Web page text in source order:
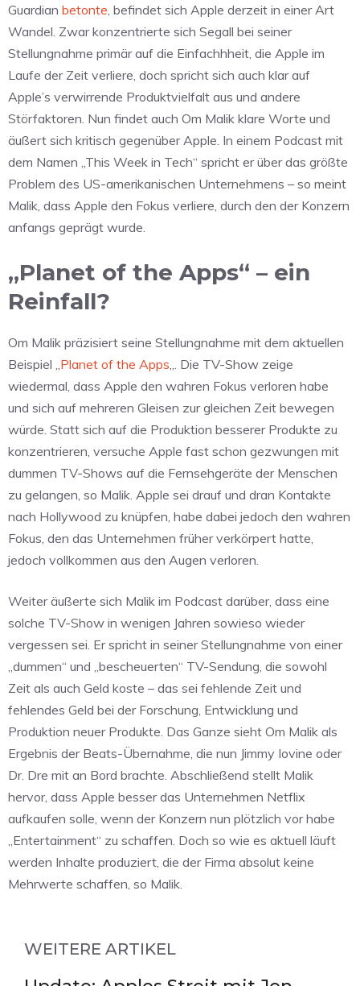
Guardian betonte, befindet sich Apple derzeit in einer Art
Wandel. Zwar konzentrierte sich Segall bei seiner
Stellungnahme primär auf die Einfachhheit, die Apple im
Laufe der Zeit verliere, doch spricht sich auch klar auf
Apple’s verwirrende Produktvielfalt aus und andere
Störfaktoren. Nun findet auch Om Malik klare Worte und
äußert sich kritisch gegenüber Apple. In einem Podcast mit
dem Namen „This Week in Tech“ spricht er über das größte
Problem des US-amerikanischen Unternehmens – so meint
Malik, dass Apple den Fokus verliere, durch den der Konzern
anfangs geprägt wurde.
„Planet of the Apps“ – ein
Reinfall?
Om Malik präzisiert seine Stellungnahme mit dem aktuellen
Beispiel „Planet of the Apps„. Die TV-Show zeige
wiedermal, dass Apple den wahren Fokus verloren habe
und sich auf mehreren Gleisen zur gleichen Zeit bewegen
würde. Statt sich auf die Produktion besserer Produkte zu
konzentrieren, versuche Apple fast schon gezwungen mit
dummen TV-Shows auf die Fernsehgeräte der Menschen
zu gelangen, so Malik. Apple sei drauf und dran Kontakte
nach Hollywood zu knüpfen, habe dabei jedoch den wahren
Fokus, den das Unternehmen früher verkörpert hatte,
jedoch vollkommen aus den Augen verloren.
Weiter äußerte sich Malik im Podcast darüber, dass eine
solche TV-Show in wenigen Jahren sowieso wieder
vergessen sei. Er spricht in seiner Stellungnahme von einer
„dummen“ und „bescheuerten“ TV-Sendung, die sowohl
Zeit als auch Geld koste – das sei fehlende Zeit und
fehlendes Geld bei der Forschung, Entwicklung und
Produktion neuer Produkte. Das Ganze sieht Om Malik als
Ergebnis der Beats-Übernahme, die nun Jimmy Iovine oder
Dr. Dre mit an Bord brachte. Abschließend stellt Malik
hervor, dass Apple besser das Unternehmen Netflix
aufkaufen solle, wenn der Konzern nun plötzlich vor habe
„Entertainment“ zu schaffen. Doch so wie es aktuell läuft
werden Inhalte produziert, die der Firma absolut keine
Mehrwerte schaffen, so Malik.
WEITERE ARTIKEL